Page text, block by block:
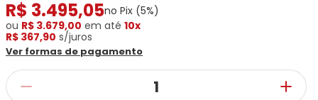
Ban
Todas
as
Miu
Polaroid
Vogue
Bulget
Todas
Unissex
Marcas
Exclusivas
R$ 3.495,05no Pix (5%)
ou R$ 3.679,00 em até 10x
R$ 367,90 s/juros
Ver formas de pagamento